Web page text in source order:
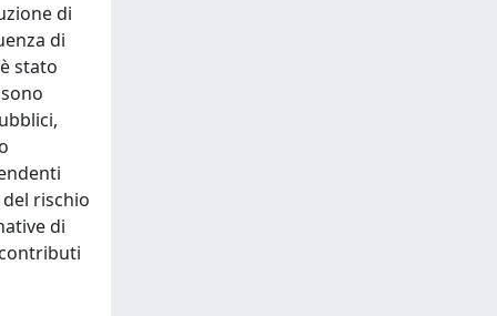
di
di
stato
rischio
di